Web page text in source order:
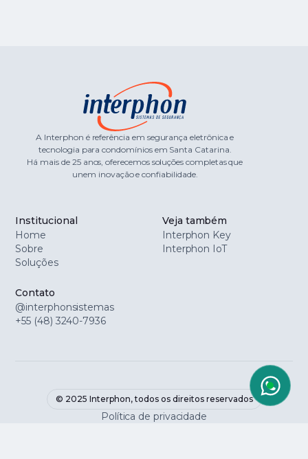
A Interphon é referência em segurança eletrônica e
tecnologia para condomínios em Santa Catarina.
Há mais de 25 anos, oferecemos soluções completas que
unem inovação e confiabilidade.
Institucional
Home
Sobre
Soluções
Veja também
Interphon Key
Interphon IoT
Contato
@interphonsistemas
+55 (48) 3240-7936
© 2025 Interphon, todos os direitos reservados
Política de privacidade